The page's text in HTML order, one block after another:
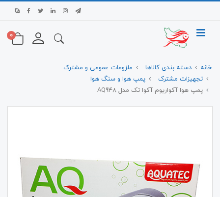
0
خانه دسته بندی کالاها
ملزومات عمومی و مشترک
تجهیزات مشترک
پمپ هوا و سنگ هوا
پمپ هوا آکواریوم آکوا تک مدل AQ948